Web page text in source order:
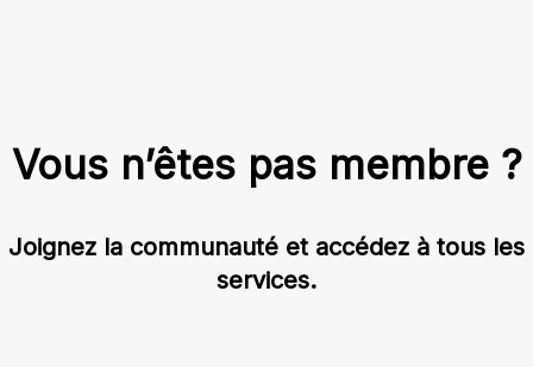
Vous n’êtes pas membre ?
Joignez la communauté et accédez à tous les
services.